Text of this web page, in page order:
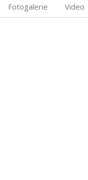
Fotogalerie Video